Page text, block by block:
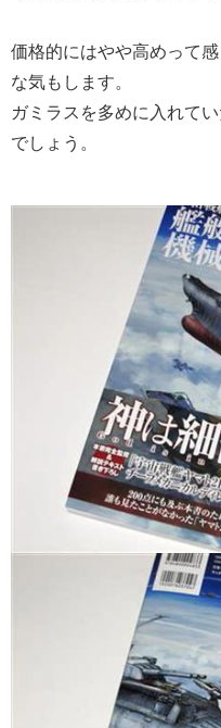
価格的にはやや高めって
な気もします。
ガミラスを多めに入れて
でしょう。